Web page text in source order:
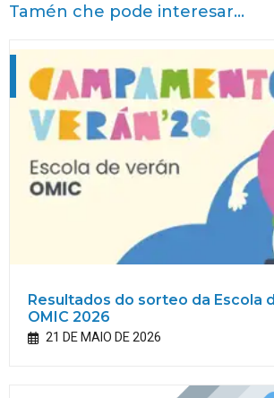
Tamén che pode interesar...
Resultados do sorteo da Escola
OMIC 2026
21 DE MAIO DE 2026